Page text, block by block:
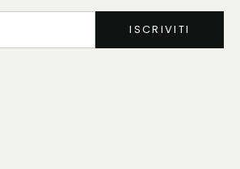
ISCRIVITI